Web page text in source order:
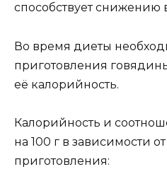
способствует снижению
Во время диеты
приготовления
её калорийность.
Калорийность и
на 100 г в зависимости
приготовления: